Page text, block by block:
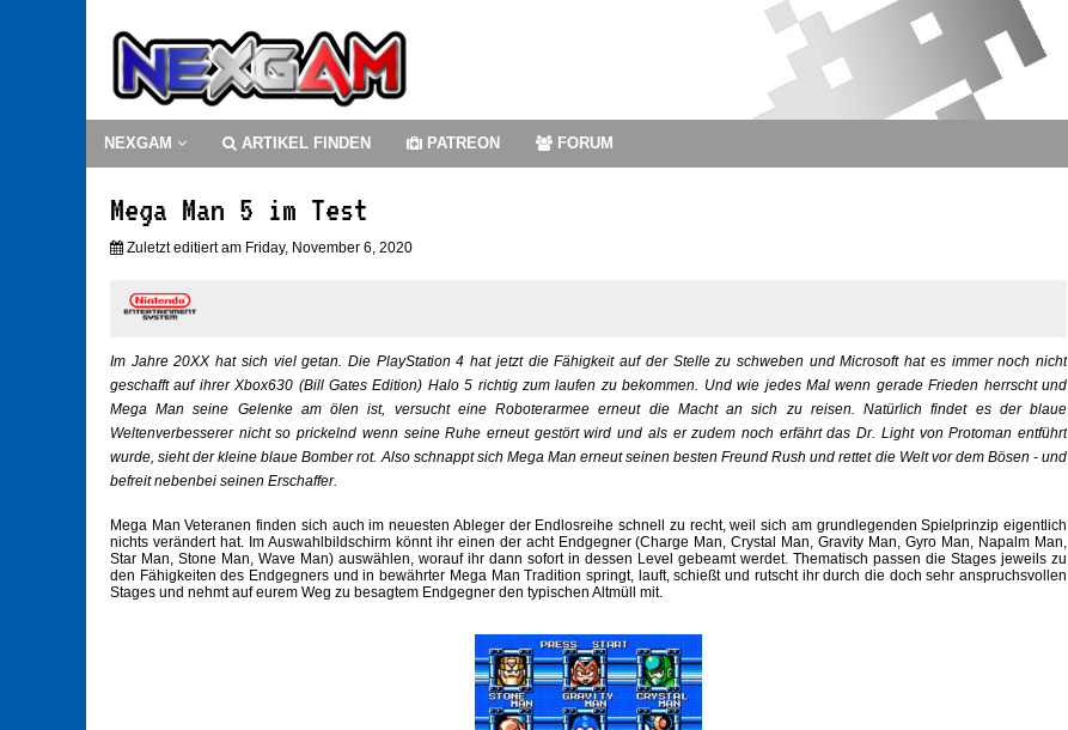
NEXGAM ARTIKEL FINDEN PATREON FORUM
Mega Man 5 im Test
Zuletzt editiert am Friday, November 6, 2020
Im Jahre 20XX hat sich viel getan. Die PlayStation 4 hat jetzt die Fähigkeit auf der Stelle zu schweben und Microsoft hat es immer noch nicht
geschafft auf ihrer Xbox630 (Bill Gates Edition) Halo 5 richtig zum laufen zu bekommen. Und wie jedes Mal wenn gerade Frieden herrscht und
Mega Man seine Gelenke am ölen ist, versucht eine Roboterarmee erneut die Macht an sich zu reisen. Natürlich findet es der blaue
Weltenverbesserer nicht so prickelnd wenn seine Ruhe erneut gestört wird und als er zudem noch erfährt das Dr. Light von Protoman entführt
wurde, sieht der kleine blaue Bomber rot. Also schnappt sich Mega Man erneut seinen besten Freund Rush und rettet die Welt vor dem Bösen - und
befreit nebenbei seinen Erschaffer.
Mega Man Veteranen finden sich auch im neuesten Ableger der Endlosreihe schnell zu recht, weil sich am grundlegenden Spielprinzip eigentlich
nichts verändert hat. Im Auswahlbildschirm könnt ihr einen der acht Endgegner (Charge Man, Crystal Man, Gravity Man, Gyro Man, Napalm Man,
Star Man, Stone Man, Wave Man) auswählen, worauf ihr dann sofort in dessen Level gebeamt werdet. Thematisch passen die Stages jeweils zu
den Fähigkeiten des Endgegners und in bewährter Mega Man Tradition springt, lauft, schießt und rutscht ihr durch die doch sehr anspruchsvollen
Stages und nehmt auf eurem Weg zu besagtem Endgegner den typischen Altmüll mit.